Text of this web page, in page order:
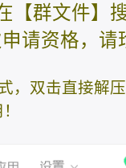
【群文件】
请资格，请
，双击直接解